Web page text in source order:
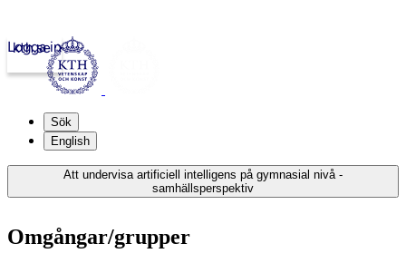
kth.se
Logga in
Sök
English
Att undervisa artificiell intelligens på gymnasial nivå -
samhällsperspektiv
Omgångar/grupper